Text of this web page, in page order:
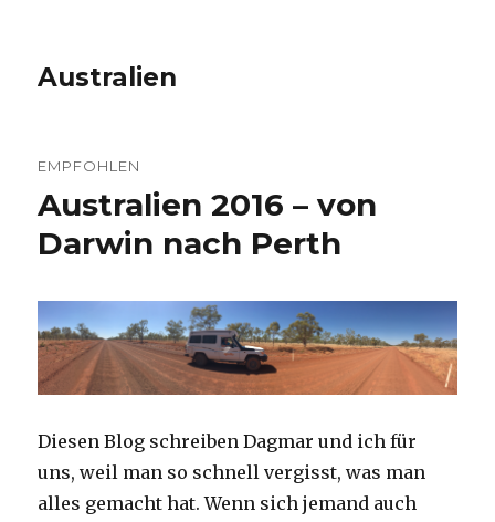
Australien
EMPFOHLEN
Australien 2016 – von
Darwin nach Perth
Diesen Blog schreiben Dagmar und ich für
uns, weil man so schnell vergisst, was man
alles gemacht hat. Wenn sich jemand auch